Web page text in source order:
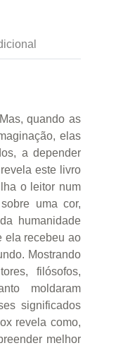
quando as
elas
a depender
este livro
o leitor num
uma cor,
humanidade
ela recebeu ao
Mostrando
filósofos,
moldaram
significados
revela como,
melhor